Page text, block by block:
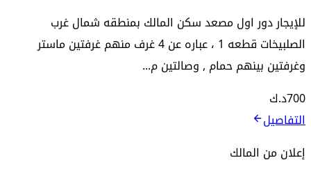
للإيجار دور اول مصعد سكن المالك بمنطقه شمال غرب
الصلبيخات قطعه 1 ، عباره عن 4 غرف منهم غرفتين ماستر
وغرفتين بينهم حمام , وصالتين م...
700د.ك
التفاصيل
إعلان من المالك